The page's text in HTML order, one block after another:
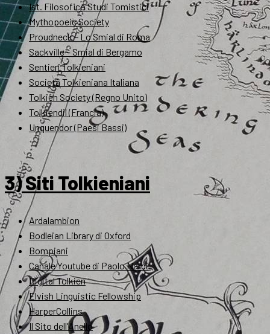
Ist. Filosofico Studi Tomistici
Mythopoeic Society
Proudneck – Lo Smial di Roma
Sackville – Smial di Bergamo
Sentieri Tolkieniani
Società Tolkieniana Italiana
Tolkien Society (Regno Unito)
Tolkiendil (Francia)
Unquendor (Paesi Bassi)
3) Siti Tolkieniani
Ardalambion
Bodleian Library di Oxford
Bompiani
Canale Youtube di Paolo Nardi
Digital Tolkien
Elvish Linguistic Fellowship
HarperCollins
Il Sito dell'Anello